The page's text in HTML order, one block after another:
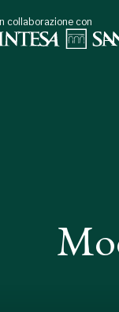
In collaborazione con